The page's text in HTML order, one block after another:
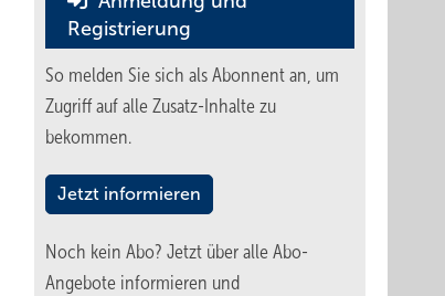
Registrierung
So melden Sie sich als Abonnent an, um
Zugriff auf alle Zusatz-Inhalte zu
bekommen.
Jetzt informieren
Noch kein Abo? Jetzt über alle Abo-
Angebote informieren und